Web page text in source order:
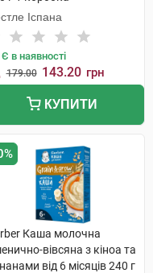
Іспана
Є в наявності
179.00 143.20 грн
КУПИТИ
Каша молочна
вівсяна з кіноа та
від 6 місяців 240 г